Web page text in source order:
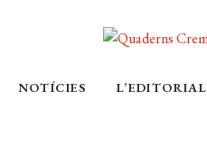
NOTÍCIES L’EDITORIAL